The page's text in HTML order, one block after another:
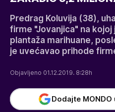
Predrag Koluvija (38),
firme "Jovanjica" na
plantaža marihuane,
je uvećavao prihode
Objavljeno 01.12.2019. 8:28h
Dodajte